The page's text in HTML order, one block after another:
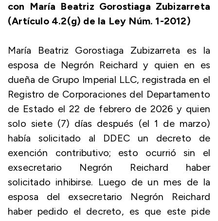
con María Beatriz Gorostiaga Zubizarreta
(Artículo 4.2(g) de la Ley Núm. 1-2012)
María Beatriz Gorostiaga Zubizarreta es la
esposa de Negrón Reichard y quien en es
dueña de Grupo Imperial LLC, registrada en el
Registro de Corporaciones del Departamento
de Estado el 22 de febrero de 2026 y quien
solo siete (7) días después (el 1 de marzo)
había solicitado al DDEC un decreto de
exención contributivo; esto ocurrió sin el
exsecretario Negrón Reichard haber
solicitado inhibirse. Luego de un mes de la
esposa del exsecretario Negrón Reichard
haber pedido el decreto, es que este pide